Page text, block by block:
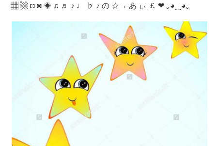
▦ ▩ ◘ ◙ ◈ ♫ ♬ ♪ ♩ ♭ ♪ の ☆→ あ ぃ ￡ ❤ ｡◕‿◕｡